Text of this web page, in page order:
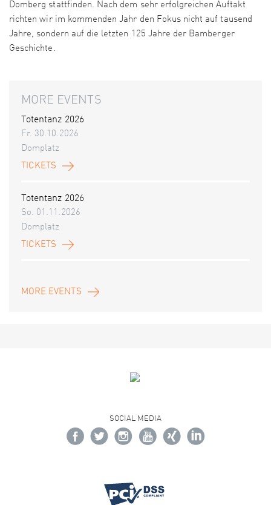
Domberg stattfinden. Nach dem sehr erfolgreichen Auftakt
richten wir im kommenden Jahr den Fokus nicht auf tausend
Jahre, sondern auf die letzten 125 Jahre der Bamberger
Geschichte.
MORE EVENTS
Totentanz 2026
Fr. 30.10.2026
Domplatz
TICKETS
Totentanz 2026
So. 01.11.2026
Domplatz
TICKETS
MORE EVENTS
SOCIAL MEDIA